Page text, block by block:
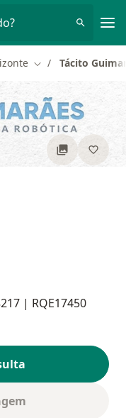
Mudar de cidade
Tácito
| RQE17450